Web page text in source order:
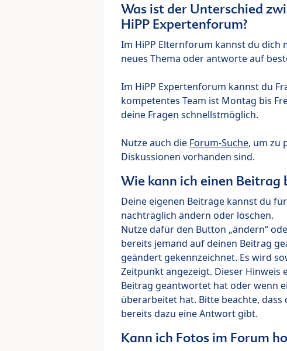
Was ist der Unterschied
HiPP Expertenforum?
Im HiPP Elternforum kannst du dich
neues Thema oder antworte auf
Im HiPP Expertenforum kannst du
kompetentes Team ist Montag bis
deine Fragen schnellstmöglich.
Nutze auch die Forum-Suche, um zu
Diskussionen vorhanden sind.
Wie kann ich einen Beitrag
Deine eigenen Beiträge kannst du
nachträglich ändern oder löschen.
Nutze dafür den Button „ändern“
bereits jemand auf deinen Beitrag
geändert gekennzeichnet. Es wird
Zeitpunkt angezeigt. Dieser Hinweis
Beitrag geantwortet hat oder wenn
überarbeitet hat. Bitte beachte,
bereits dazu eine Antwort gibt.
Kann ich Fotos im Forum